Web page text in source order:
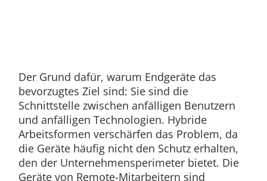
Der Grund dafür, warum Endgeräte das
bevorzugtes Ziel sind: Sie sind die
Schnittstelle zwischen anfälligen Benutzern
und anfälligen Technologien. Hybride
Arbeitsformen verschärfen das Problem, da
die Geräte häufig nicht den Schutz erhalten,
den der Unternehmensperimeter bietet. Die
Geräte von Remote-Mitarbeitern sind